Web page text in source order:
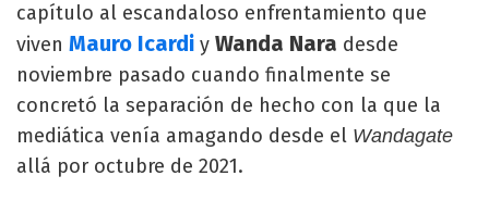
capítulo al escandaloso enfrentamiento que
viven Mauro Icardi y Wanda Nara desde
noviembre pasado cuando finalmente se
concretó la separación de hecho con la que la
mediática venía amagando desde el Wandagate
allá por octubre de 2021.